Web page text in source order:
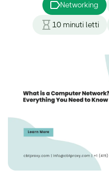
Networking
10 minuti letti